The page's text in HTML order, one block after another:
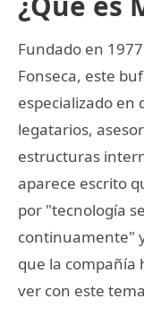
Fundado en
Fonseca, este
especializado en
legatarios,
estructuras
aparece escrito
por "tecnología
continuamente"
que la compañía
ver con este